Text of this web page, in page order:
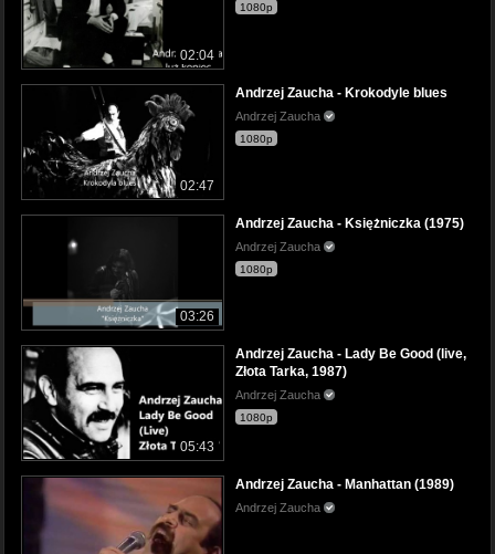
02:04
1080p
02:47
Andrzej Zaucha - Krokodyle blues
Andrzej Zaucha
1080p
03:26
Andrzej Zaucha - Księżniczka (1975)
Andrzej Zaucha
1080p
05:43
Andrzej Zaucha - Lady Be Good (live,
Złota Tarka, 1987)
Andrzej Zaucha
1080p
Andrzej Zaucha - Manhattan (1989)
Andrzej Zaucha